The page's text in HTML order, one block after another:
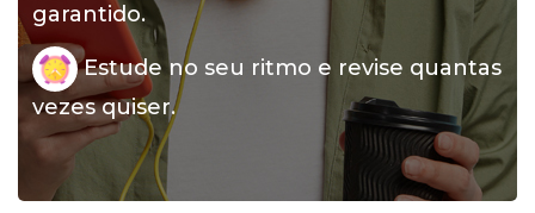
garantido.
Estude no seu ritmo e revise quantas
vezes quiser.